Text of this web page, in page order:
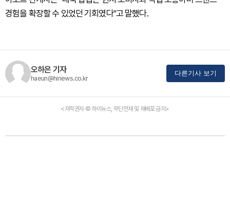
경험을 확장할 수 있었던 기회였다"고 말했다.
오하은 기자
haeun@hinews.co.kr
다른기사 보기
<저작권자 © 하이뉴스, 무단전재 및 재배포 금지>